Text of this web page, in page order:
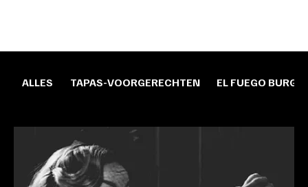
ALLES TAPAS-VOORGERECHTEN EL FUEGO